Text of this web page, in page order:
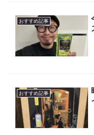
おすすめ記事
おすすめ記事